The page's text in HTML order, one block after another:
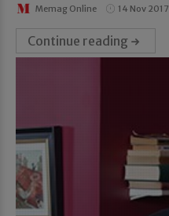
Memag Online 14 Nov 2017
Continue reading